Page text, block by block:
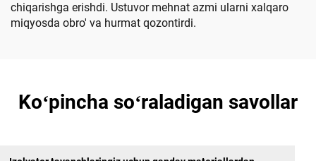
chiqarishga erishdi. Ustuvor mehnat azmi ularni xalqaro
miqyosda obro' va hurmat qozontirdi.
Koʻpincha soʻraladigan savollar